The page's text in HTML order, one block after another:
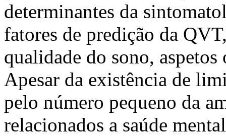
determinantes da
fatores de predição da
qualidade do sono,
Apesar da existência de
pelo número pequeno da
relacionados a saúde